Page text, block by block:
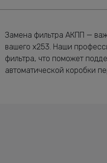
Замена фильтра АКПП —
вашего x253. Наши
фильтра, что поможет
автоматической коробки